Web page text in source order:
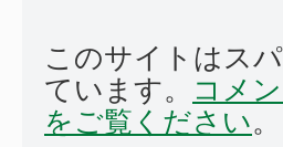
このサイトはス
ています。
コメ
をご覧ください。